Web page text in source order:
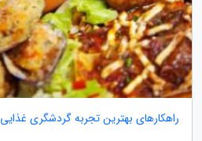
راهکارهای بهترین تجربه گردشگری غذایی